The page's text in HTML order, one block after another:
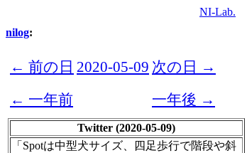
NI-Lab.
nilog:
← 前の日 2020-05-09 次の日 →
← 一年前
一年後 →
Twitter (2020-05-09)
「Spotは中型犬サイズ、四足歩行で階段や斜